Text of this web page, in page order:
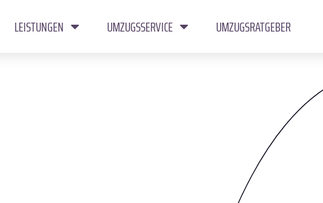
LEISTUNGEN UMZUGSSERVICE UMZUGSRATGEBER